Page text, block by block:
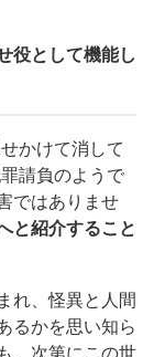
役として機能し
かけて消して
請負のようで
ではありませ
と紹介すること
れ、怪異と人間
るかを思い知ら